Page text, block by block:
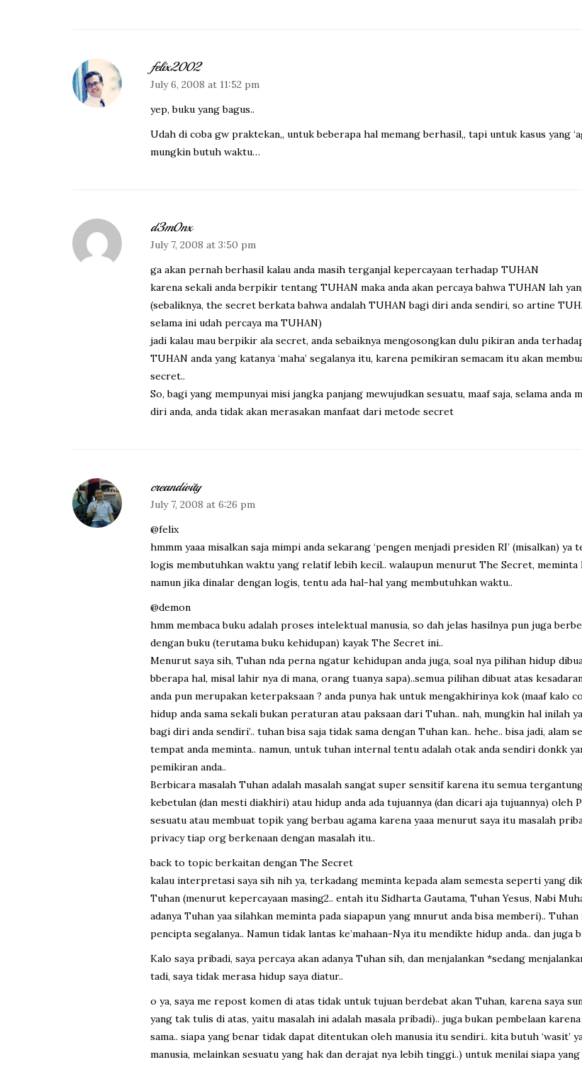
felix2002
July 6, 2008 at 11:52 pm
yep, buku yang bagus..
Udah di coba gw praktekan,, untuk beberapa hal memang berhasil,, tapi untuk kasus yang
mungkin butuh waktu…
d3m0nx
July 7, 2008 at 3:50 pm
ga akan pernah berhasil kalau anda masih terganjal kepercayaan terhadap TUHAN
karena sekali anda berpikir tentang TUHAN maka anda akan percaya bahwa TUHAN lah
(sebaliknya, the secret berkata bahwa andalah TUHAN bagi diri anda sendiri, so artine
selama ini udah percaya ma TUHAN)
jadi kalau mau berpikir ala secret, anda sebaiknya mengosongkan dulu pikiran anda
TUHAN anda yang katanya ‘maha’ segalanya itu, karena pemikiran semacam itu akan
secret..
So, bagi yang mempunyai misi jangka panjang mewujudkan sesuatu, maaf saja, selama
diri anda, anda tidak akan merasakan manfaat dari metode secret
creandivity
July 7, 2008 at 6:26 pm
@felix
hmmm yaaa misalkan saja mimpi anda sekarang ‘pengen menjadi presiden RI’ (misalkan)
logis membutuhkan waktu yang relatif lebih kecil.. walaupun menurut The Secret, meminta
namun jika dinalar dengan logis, tentu ada hal-hal yang membutuhkan waktu..
@demon
hmm membaca buku adalah proses intelektual manusia, so dah jelas hasilnya pun juga
dengan buku (terutama buku kehidupan) kayak The Secret ini..
Menurut saya sih, Tuhan nda perna ngatur kehidupan anda juga, soal nya pilihan hidup
bberapa hal, misal lahir nya di mana, orang tuanya sapa)..semua pilihan dibuat atas
anda pun merupakan keterpaksaan ? anda punya hak untuk mengakhirinya kok (maaf
hidup anda sama sekali bukan peraturan atau paksaan dari Tuhan.. nah, mungkin hal inilah
bagi diri anda sendiri’.. tuhan bisa saja tidak sama dengan Tuhan kan.. hehe.. bisa jadi, alam
tempat anda meminta.. namun, untuk tuhan internal tentu adalah otak anda sendiri donkk
pemikiran anda..
Berbicara masalah Tuhan adalah masalah sangat super sensitif karena itu semua
kebetulan (dan mesti diakhiri) atau hidup anda ada tujuannya (dan dicari aja tujuannya) oleh
sesuatu atau membuat topik yang berbau agama karena yaaa menurut saya itu masalah
privacy tiap org berkenaan dengan masalah itu..
back to topic berkaitan dengan The Secret
kalau interpretasi saya sih nih ya, terkadang meminta kepada alam semesta seperti yang
Tuhan (menurut kepercayaan masing2.. entah itu Sidharta Gautama, Tuhan Yesus, Nabi
adanya Tuhan yaa silahkan meminta pada siapapun yang mnurut anda bisa memberi).. Tuhan
pencipta segalanya.. Namun tidak lantas ke’mahaan-Nya itu mendikte hidup anda.. dan juga
Kalo saya pribadi, saya percaya akan adanya Tuhan sih, dan menjalankan *sedang
tadi, saya tidak merasa hidup saya diatur..
o ya, saya me repost komen di atas tidak untuk tujuan berdebat akan Tuhan, karena saya
yang tak tulis di atas, yaitu masalah ini adalah masala pribadi).. juga bukan pembelaan
sama.. siapa yang benar tidak dapat ditentukan oleh manusia itu sendiri.. kita butuh ‘wasit’
manusia, melainkan sesuatu yang hak dan derajat nya lebih tinggi..) untuk menilai siapa